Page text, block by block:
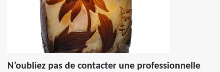
N’oubliez pas de contacter une professionnelle